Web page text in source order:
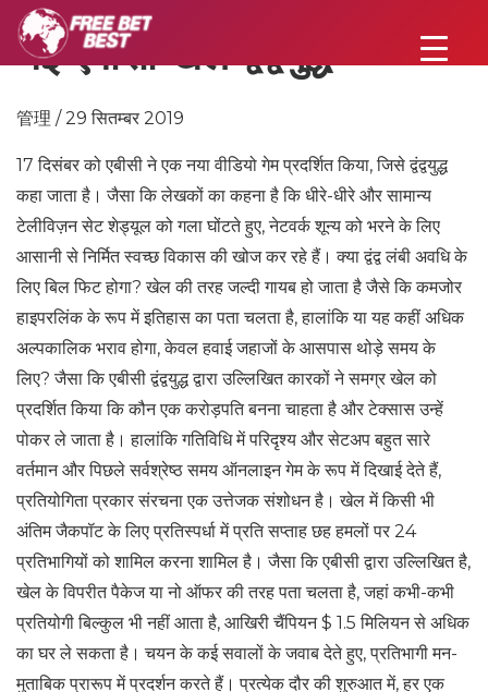
नई एबीसी खेल द्वंद्वयुद्ध
管理 / 29 सितम्बर 2019
17 दिसंबर को एबीसी ने एक नया वीडियो गेम प्रदर्शित किया, जिसे द्वंद्वयुद्ध
कहा जाता है। जैसा कि लेखकों का कहना है कि धीरे-धीरे और सामान्य
टेलीविज़न सेट शेड्यूल को गला घोंटते हुए, नेटवर्क शून्य को भरने के लिए
आसानी से निर्मित स्वच्छ विकास की खोज कर रहे हैं। क्या द्वंद्व लंबी अवधि के
लिए बिल फिट होगा? खेल की तरह जल्दी गायब हो जाता है जैसे कि कमजोर
हाइपरलिंक के रूप में इतिहास का पता चलता है, हालांकि या यह कहीं अधिक
अल्पकालिक भराव होगा, केवल हवाई जहाजों के आसपास थोड़े समय के
लिए? जैसा कि एबीसी द्वंद्वयुद्ध द्वारा उल्लिखित कारकों ने समग्र खेल को
प्रदर्शित किया कि कौन एक करोड़पति बनना चाहता है और टेक्सास उन्हें
पोकर ले जाता है। हालांकि गतिविधि में परिदृश्य और सेटअप बहुत सारे
वर्तमान और पिछले सर्वश्रेष्ठ समय ऑनलाइन गेम के रूप में दिखाई देते हैं,
प्रतियोगिता प्रकार संरचना एक उत्तेजक संशोधन है। खेल में किसी भी
अंतिम जैकपॉट के लिए प्रतिस्पर्धा में प्रति सप्ताह छह हमलों पर 24
प्रतिभागियों को शामिल करना शामिल है। जैसा कि एबीसी द्वारा उल्लिखित है,
खेल के विपरीत पैकेज या नो ऑफर की तरह पता चलता है, जहां कभी-कभी
प्रतियोगी बिल्कुल भी नहीं आता है, आखिरी चैंपियन $ 1.5 मिलियन से अधिक
का घर ले सकता है। चयन के कई सवालों के जवाब देते हुए, प्रतिभागी मन-
मुताबिक प्रारूप में प्रदर्शन करते हैं। प्रत्येक दौर की शुरुआत में, हर एक